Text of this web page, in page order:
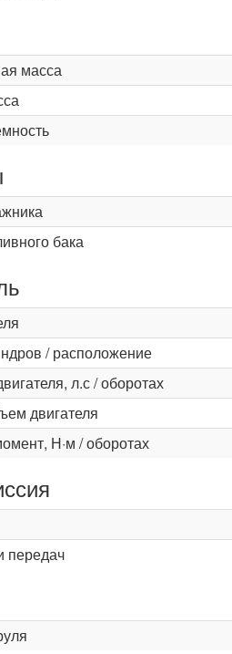
масса
бака
/ расположение
л.с / оборотах
двигателя
Н·м / оборотах
передач